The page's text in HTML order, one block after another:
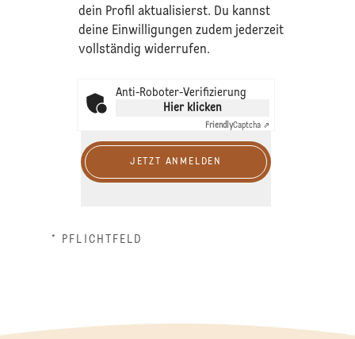
dein Profil aktualisierst. Du kannst
deine Einwilligungen zudem jederzeit
vollständig widerrufen.
Anti-Roboter-Verifizierung
Hier klicken
FriendlyCaptcha ⇗
JETZT ANMELDEN
* PFLICHTFELD